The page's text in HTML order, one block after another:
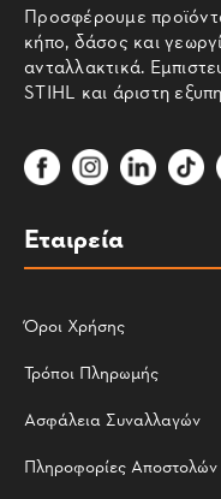
Προσφέρουμε
κήπο, δάσος και
ανταλλακτικά.
STIHL και άριστη
Εταιρεία
Όροι Χρήσης
Τρόποι Πληρωμής
Ασφάλεια Συναλλαγών
Πληροφορίες Αποστολών